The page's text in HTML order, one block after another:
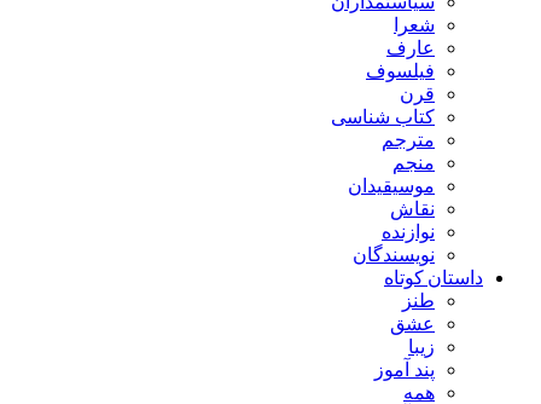
شعرا
عارف
فیلسوف
قرن
کتاب شناسی
مترجم
منجم
موسیقیدان
نقاش
نوازنده
نویسندگان
داستان کوتاه
طنز
عشق
زیبا
پند آموز
همه